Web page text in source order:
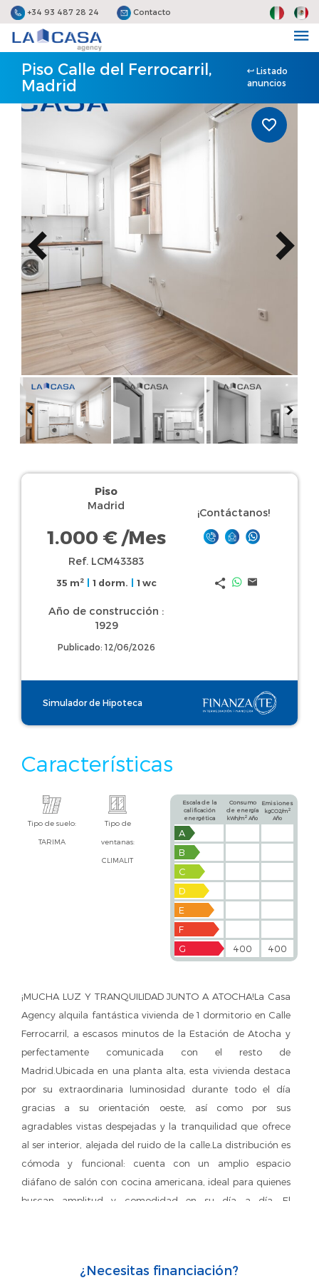
+34 93 487 28 24 Contacto
Piso Calle del Ferrocarril,
Madrid
Listado
anuncios
Piso
Madrid
1.000 €/Mes
Ref. LCM43383
35 m2 1 dorm. 1 wc
Año de construcción :
1929
Publicado: 12/06/2026
¡Contáctanos!
Simulador de Hipoteca
Características
Tipo de suelo:
TARIMA
Tipo de
ventanas:
CLIMALIT
Escala de la
calificación
energética
Consumo
de energía
kWh/m2 Año
Emisiones
kgCO2/m 2
Año
A
B
C
D
E
F
G
400 400
¡MUCHA LUZ Y TRANQUILIDAD JUNTO A ATOCHA!La Casa
Agency alquila fantástica vivienda de 1 dormitorio en Calle
Ferrocarril, a escasos minutos de la Estación de Atocha y
perfectamente comunicada con el resto de
Madrid.Ubicada en una planta alta, esta vivienda destaca
por su extraordinaria luminosidad durante todo el día
gracias a su orientación oeste, así como por sus
agradables vistas despejadas y la tranquilidad que ofrece
al ser interior, alejada del ruido de la calle.La distribución es
cómoda y funcional: cuenta con un amplio espacio
diáfano de salón con cocina americana, ideal para quienes
buscan amplitud y comodidad en su día a día. El
encuentra en buen estado de conservación y dispone de
¿Necesitas financiación?